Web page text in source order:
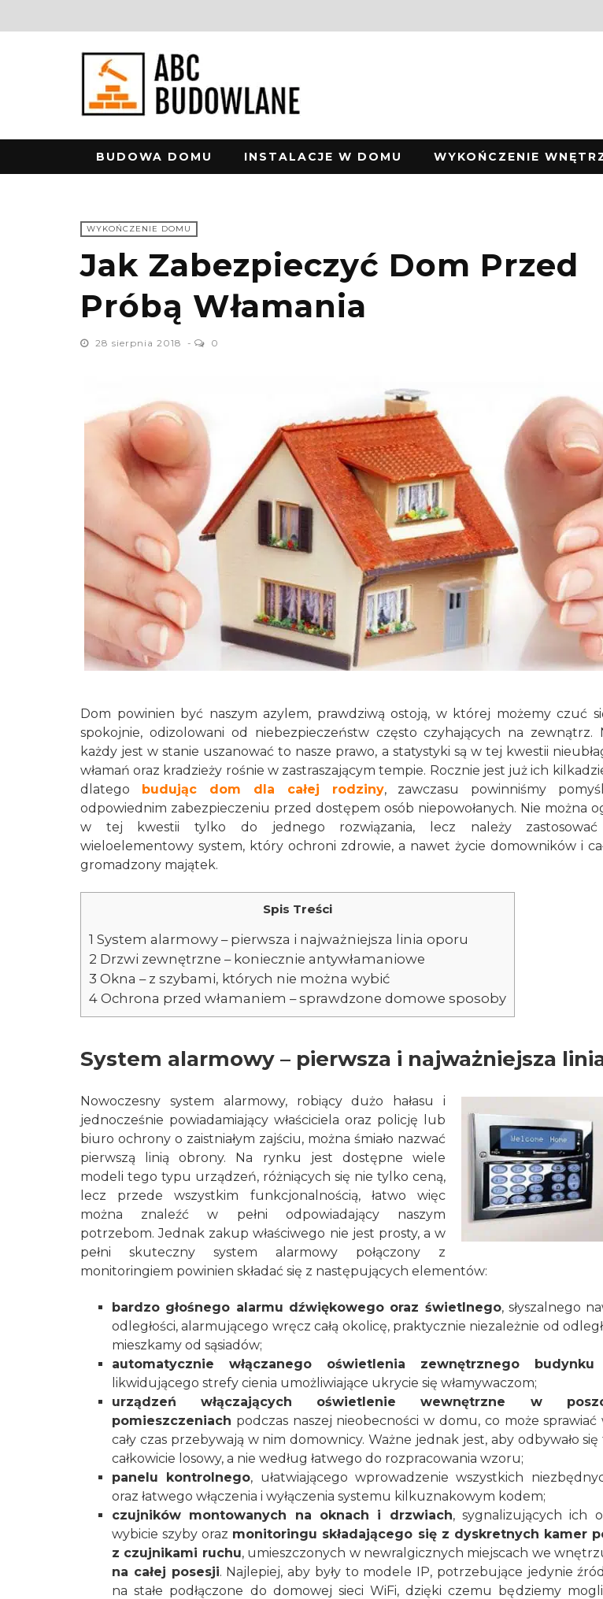
BUDOWA DOMU INSTALACJE W DOMU WYKOŃCZENIE
WYKOŃCZENIE DOMU
Jak Zabezpieczyć Dom Przed
Próbą Włamania
28 sierpnia 2018 0
Dom powinien być naszym azylem, prawdziwą ostoją, w której możemy czuć
spokojnie, odizolowani od niebezpieczeństw często czyhających na zewnątrz.
każdy jest w stanie uszanować to nasze prawo, a statystyki są w tej kwestii
włamań oraz kradzieży rośnie w zastraszającym tempie. Rocznie jest już ich
dlatego budując dom dla całej rodziny, zawczasu powinniśmy
odpowiednim zabezpieczeniu przed dostępem osób niepowołanych. Nie można
w tej kwestii tylko do jednego rozwiązania, lecz należy zastosować
wieloelementowy system, który ochroni zdrowie, a nawet życie domowników i
gromadzony majątek.
Spis Treści
1 System alarmowy – pierwsza i najważniejsza linia oporu
2 Drzwi zewnętrzne – koniecznie antywłamaniowe
3 Okna – z szybami, których nie można wybić
4 Ochrona przed włamaniem – sprawdzone domowe sposoby
System alarmowy – pierwsza i najważniejsza
Nowoczesny system alarmowy, robiący dużo hałasu i
jednocześnie powiadamiający właściciela oraz policję lub
biuro ochrony o zaistniałym zajściu, można śmiało nazwać
pierwszą linią obrony. Na rynku jest dostępne wiele
modeli tego typu urządzeń, różniących się nie tylko ceną,
lecz przede wszystkim funkcjonalnością, łatwo więc
można znaleźć w pełni odpowiadający naszym
potrzebom. Jednak zakup właściwego nie jest prosty, a w
pełni skuteczny system alarmowy połączony z
monitoringiem powinien składać się z następujących elementów:
bardzo głośnego alarmu dźwiękowego oraz świetlnego, słyszalnego
odległości, alarmującego wręcz całą okolicę, praktycznie niezależnie od
mieszkamy od sąsiadów;
automatycznie włączanego oświetlenia zewnętrznego
likwidującego strefy cienia umożliwiające ukrycie się włamywaczom;
urządzeń włączających
oświetlenie wewnętrzne w
pomieszczeniach podczas naszej nieobecności w domu, co może sprawiać
cały czas przebywają w nim domownicy. Ważne jednak jest, aby odbywało
całkowicie losowy, a nie według łatwego do rozpracowania wzoru;
panelu kontrolnego, ułatwiającego wprowadzenie wszystkich
oraz łatwego włączenia i wyłączenia systemu kilkuznakowym kodem;
czujników montowanych na oknach i drzwiach, sygnalizujących ich
wybicie szyby oraz monitoringu składającego się z dyskretnych kamer
z czujnikami ruchu, umieszczonych w newralgicznych miejscach we
na całej posesji. Najlepiej, aby były to modele IP, potrzebujące jedynie
na stałe podłączone do domowej sieci WiFi, dzięki czemu będziemy